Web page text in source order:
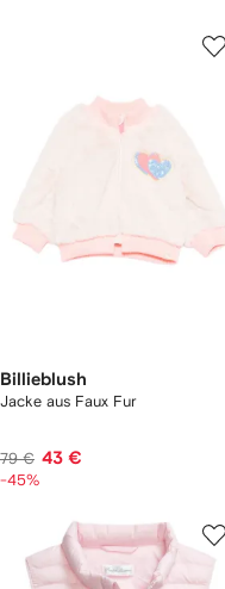
Billieblush
Jacke aus Faux Fur
79 € 43 €
-45%